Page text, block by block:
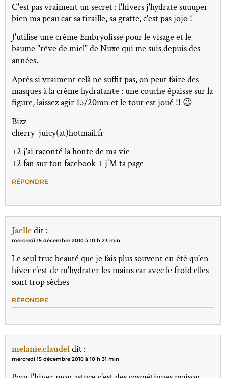
C'est pas vraiment un secret : l'hivers j'hydrate suuuper
bien ma peau car sa tiraille, sa gratte, c'est pas jojo !
J'utilise une crème Embryolisse pour le visage et le
baume "rêve de miel" de Nuxe qui me suis depuis des
années.
Après si vraiment celà ne suffit pas, on peut faire des
masques à la crème hydratante : une couche épaisse sur la
figure, laissez agir 15/20mn et le tour est joué !! 😉
Bizz
cherry_juicy(at)hotmail.fr
+2 j'ai raconté la honte de ma vie
+2 fan sur ton facebook + j'M ta page
RÉPONDRE
Jaelledit :
mercredi 15 décembre 2010 à 10 h 23 min
Le seul truc beauté que je fais plus souvent en été qu'en
hiver c'est de m'hydrater les mains car avec le froid elles
sont trop sèches
RÉPONDRE
melanie.claudeldit :
mercredi 15 décembre 2010 à 10 h 31 min